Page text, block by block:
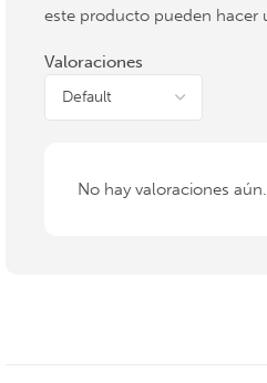
Valoraciones
No hay valoraciones aún.
este producto pueden hacer